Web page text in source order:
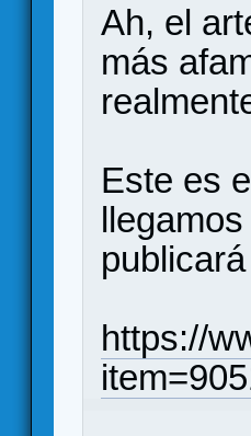
Ah, el
más
Este es
https://